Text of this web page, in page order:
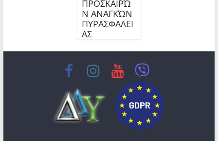
ΠΡΟΣΚΑΙΡΏ
Ν ΑΝΑΓΚΏΝ
ΠΥΡΑΣΦΑΛΕΙ
ΑΣ